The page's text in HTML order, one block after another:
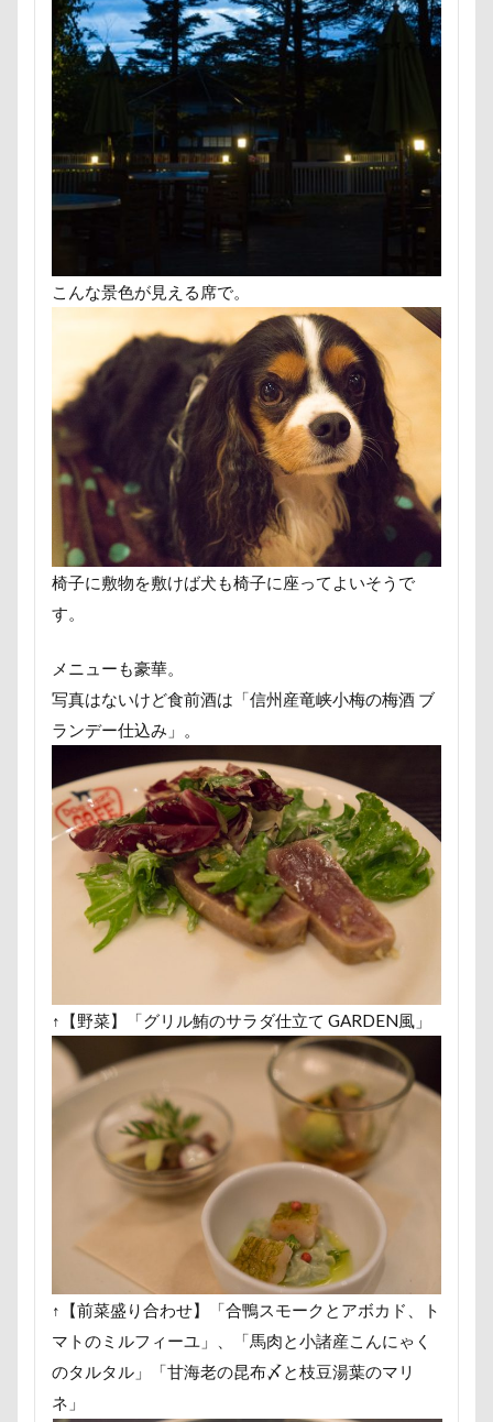
こんな景色が見える席で。
椅子に敷物を敷けば犬も椅子に座ってよいそうで
す。
メニューも豪華。
写真はないけど食前酒は「信州産竜峡小梅の梅酒 ブ
ランデー仕込み」。
↑【野菜】「グリル鮪のサラダ仕立て GARDEN風」
↑【前菜盛り合わせ】「合鴨スモークとアボカド、ト
マトのミルフィーユ」、「馬肉と小諸産こんにゃく
のタルタル」「甘海老の昆布〆と枝豆湯葉のマリ
ネ」
RUBYちゃん
RICKくん
RENZOちゃん
RAIN DOGS
wan Wanday
いたずらっこ
いえ～ぃ
あわわ
あずきちゃん
あごのせ
あくび
あきる野市
あきらちゃん
WANS.tokyo
【細糸】マリンワッペン付しましまサマーニット
α5100
ZAKKA SHOP LOOP
Youtube
yogibo
WithDog
With you Dog Vision
WITH ONE
イチゴ狩り
イヌトランプ
フィギュア
ディーンくん
トイレ
トイプードル
デンコちゃん
デビュー
デニムくん
デックス東京ビーチ
デジイチ
デイゴちゃん
ディーラー
トトミちゃん
ディナー
ディアーホーン
テレビ鑑賞
テレビ
テラス席 テラスOK
テトラくん
テディベアミュージアム
トイ・プードル
ドッグタイムレース
ドッグランキャラバン
ドッグラン
ドッグプリントロングスリーブTシャツ
ドッグフード
ドッグパラダイス・フィフスアヴェニュー
ドッグデプト
ドッグダンス
ドッグタウン小豆沢
ドッグジャカードニットトップ
トマト
トレッキング
トレジャーガーデン
トレイル
トリミング
トリックアート
トラクター
トライカラー
ティーポット
ティキちゃん
ドッグリゾート Woof
タイムプラス
ダンくん
ダルダル犬 ダラダラ
ダッシュ
タンポポ
タロタンちゃん
タッテ
タイムトライアル
チェルシーちゃん
ソラくん
ソフトクリーム
ソフトエアーカラフルメッシュハーネス
ソファー
スーパービバホーム三郷店